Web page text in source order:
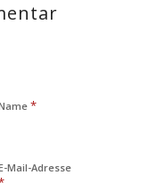
*
Mail-Adresse